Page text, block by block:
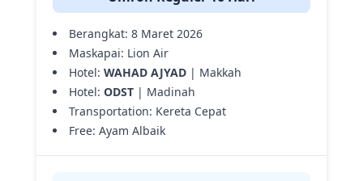
Berangkat: 8 Maret 2026
Maskapai: Lion Air
Hotel: WAHAD AJYAD | Makkah
Hotel: ODST | Madinah
Transportation: Kereta Cepat
Free: Ayam Albaik